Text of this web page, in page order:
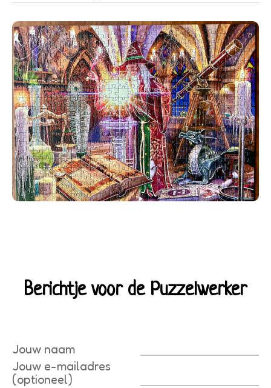
Berichtje voor de Puzzelwerker
Jouw naam
Jouw e-mailadres
(optioneel)